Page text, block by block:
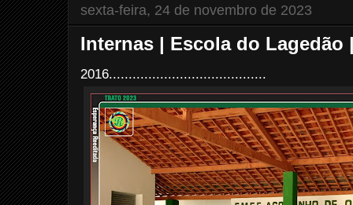
sexta-feira, 24 de novembro de 2023
Internas | Escola do Lagedão
2016........................................